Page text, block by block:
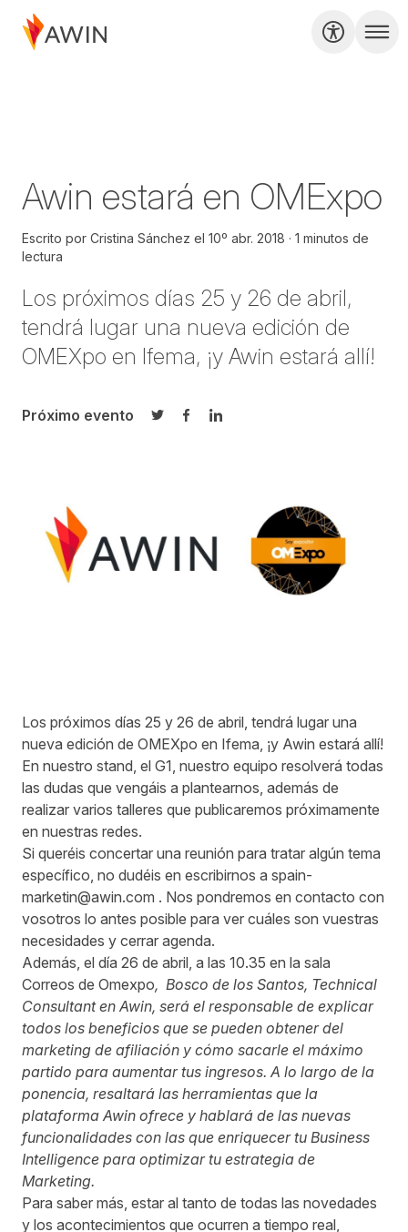
Awin estará en OMExpo
Escrito por Cristina Sánchez el 10º abr. 2018
1 minutos de
lectura
Los próximos días 25 y 26 de abril,
tendrá lugar una nueva edición de
OMEXpo en Ifema, ¡y Awin estará allí!
Próximo evento
Compartir en Twitter
Compartir en Facebook
Compartir en LinkedIn
Los próximos días 25 y 26 de abril, tendrá lugar una
nueva edición de OMEXpo en Ifema, ¡y Awin estará allí!
En nuestro stand, el G1, nuestro equipo resolverá todas
las dudas que vengáis a plantearnos, además de
realizar varios talleres que publicaremos próximamente
en nuestras redes.
Si queréis concertar una reunión para tratar algún tema
específico, no dudéis en escribirnos a spain-
marketin@awin.com . Nos pondremos en contacto con
vosotros lo antes posible para ver cuáles son vuestras
necesidades y cerrar agenda.
Además, el día 26 de abril, a las 10.35 en la sala
Correos de Omexpo, Bosco de los Santos, Technical
Consultant en Awin, será el responsable de explicar
todos los beneficios que se pueden obtener del
marketing de afiliación y cómo sacarle el máximo
partido para aumentar tus ingresos. A lo largo de la
ponencia, resaltará las herramientas que la
plataforma Awin ofrece y hablará de las nuevas
funcionalidades con las que enriquecer tu Business
Intelligence para optimizar tu estrategia de
Marketing.
Para saber más, estar al tanto de todas las novedades
y los acontecimientos que ocurren a tiempo real,